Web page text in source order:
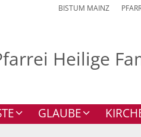
BISTUM MAINZ
Heilige
GLAUBE